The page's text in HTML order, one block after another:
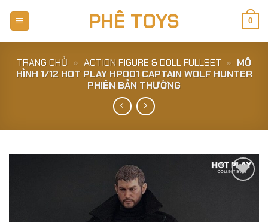
PHÊ TOYS 0
TRANG CHỦ » ACTION FIGURE & DOLL FULLSET » MÔ
HÌNH 1/12 HOT PLAY HP001 CAPTAIN WOLF HUNTER
PHIÊN BẢN THƯỜNG